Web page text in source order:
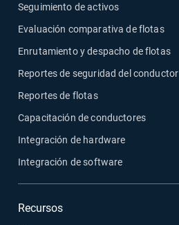
Seguimiento de activos
Evaluación comparativa de flotas
Enrutamiento y despacho de flotas
Reportes de seguridad del conductor
Reportes de flotas
Capacitación de conductores
Integración de hardware
Integración de software
Recursos